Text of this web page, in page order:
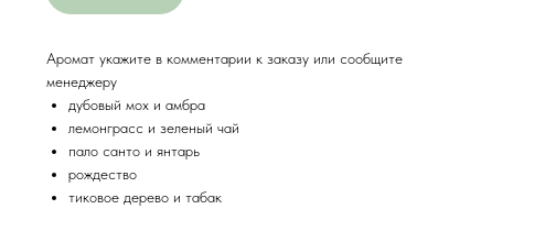
Аромат укажите в комментарии к заказу или сообщите
менеджеру
дубовый мох и амбра
лемонграсс и зеленый чай
пало санто и янтарь
рождество
тиковое дерево и табак